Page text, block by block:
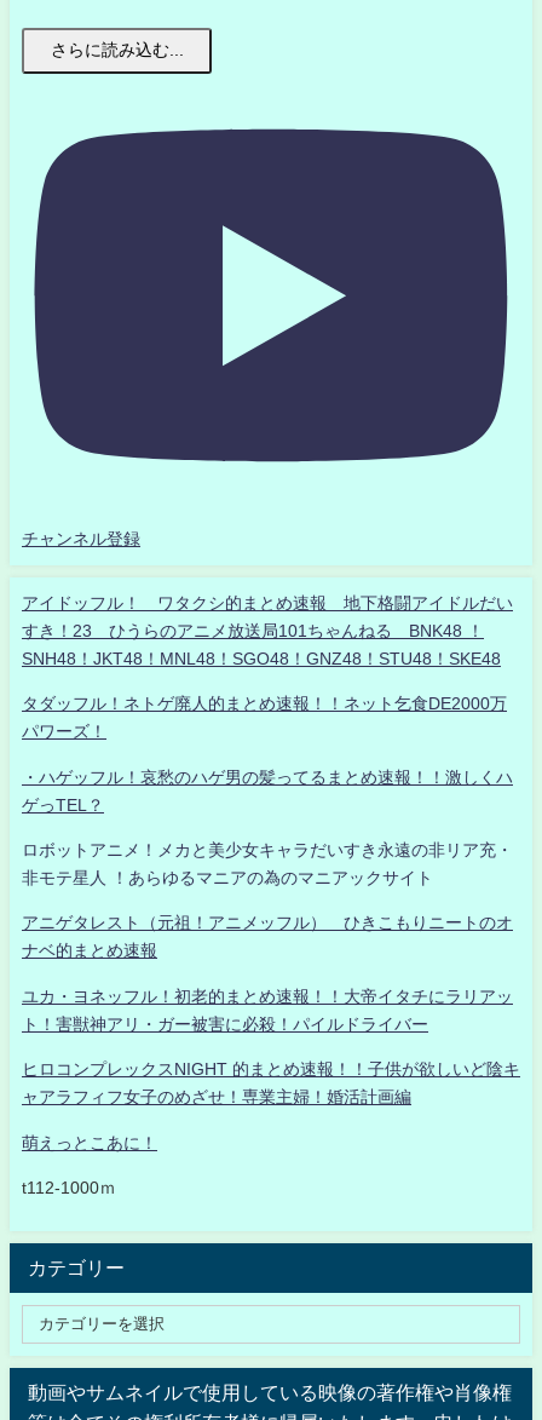
さらに読み込む...
チャンネル登録
アイドッフル！ ワタクシ的まとめ速報 地下格闘アイドルだい
すき！23 ひうらのアニメ放送局101ちゃんねる BNK48 ！
SNH48！JKT48！MNL48！SGO48！GNZ48！STU48！SKE48
タダッフル！ネトゲ廃人的まとめ速報！！ネット乞食DE2000万
パワーズ！
・ハゲッフル！哀愁のハゲ男の髪ってるまとめ速報！！激しくハ
ゲっTEL？
ロボットアニメ！メカと美少女キャラだいすき永遠の非リア充・
非モテ星人 ！あらゆるマニアの為のマニアックサイト
アニゲタレスト（元祖！アニメッフル） ひきこもりニートのオ
ナベ的まとめ速報
ユカ・ヨネッフル！初老的まとめ速報！！大帝イタチにラリアッ
ト！害獣神アリ・ガー被害に必殺！パイルドライバー
ヒロコンプレックスNIGHT 的まとめ速報！！子供が欲しいど陰キ
ャアラフィフ女子のめざせ！専業主婦！婚活計画編
萌えっとこあに！
t112-1000ｍ
カテゴリー
動画やサムネイルで使用している映像の著作権や肖像権